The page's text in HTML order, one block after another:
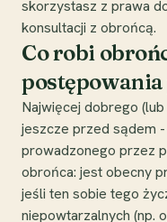
skorzystasz z prawa
konsultacji z obrońcą.
Co robi
Najwięcej dobrego
jeszcze przed sądem
prowadzonego przez
obrońca: jest obecny
jeśli ten sobie tego
niepowtarzalnych (np.